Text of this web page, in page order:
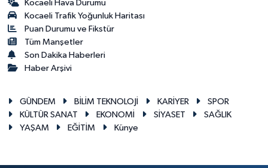
Kocaeli Hava Durumu
Kocaeli Trafik Yoğunluk Haritası
Puan Durumu ve Fikstür
Tüm Manşetler
Son Dakika Haberleri
Haber Arşivi
GÜNDEM BİLİM TEKNOLOJİ KARİYER
SPOR
KÜLTÜR SANAT
EKONOMİ SİYASET
SAĞLIK
YAŞAM
EĞİTİM Künye